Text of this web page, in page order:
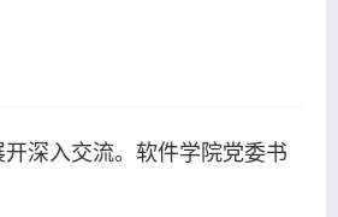
深入交流。软件学院党委书